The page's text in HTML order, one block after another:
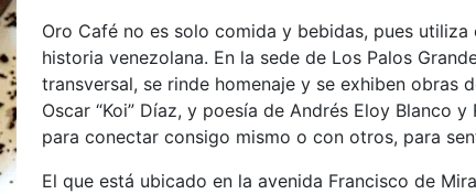
Oro Café no es solo comida y bebidas, pues
historia venezolana. En la sede de Los Palos
transversal, se rinde homenaje y se exhiben obras
Oscar “Koi” Díaz, y poesía de Andrés Eloy Blanco
para conectar consigo mismo o con otros, para
El que está ubicado en la avenida Francisco de